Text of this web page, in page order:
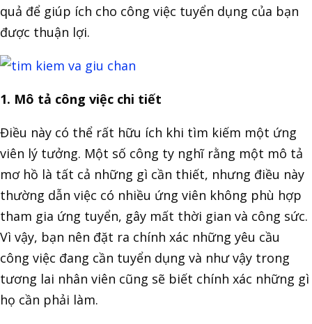
quả để giúp ích cho công việc tuyển dụng của bạn
được thuận lợi.
1. Mô tả công việc chi tiết
Điều này có thể rất hữu ích khi tìm kiếm một ứng
viên lý tưởng. Một số công ty nghĩ rằng một mô tả
mơ hồ là tất cả những gì cần thiết, nhưng điều này
thường dẫn việc có nhiều ứng viên không phù hợp
tham gia ứng tuyển, gây mất thời gian và công sức.
Vì vậy, bạn nên đặt ra chính xác những yêu cầu
công việc đang cần tuyển dụng và như vậy trong
tương lai nhân viên cũng sẽ biết chính xác những gì
họ cần phải làm.